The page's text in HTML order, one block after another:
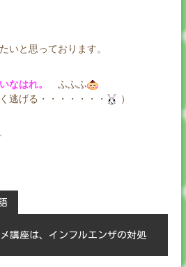
いと思っております。
なはれ。
ふふふ
逃げる・・・・・・・
）
講座は、インフルエンザの対処